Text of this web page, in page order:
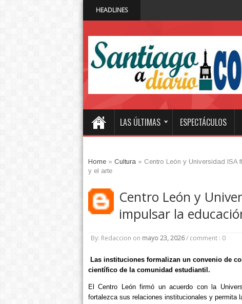
HEADLINES
LAS ÚLTIMAS ESPECTÁCULOS
Home » Cultura » Centro León y Universidad
y el arte
Centro León y
impulsar la
By: Redaccion on mayo 23, 2026/ comment : 0
Las instituciones formalizan un convenio de
científico de la comunidad estudiantil.
El Centro León firmó un acuerdo con la
fortalezca sus relaciones institucionales y permita